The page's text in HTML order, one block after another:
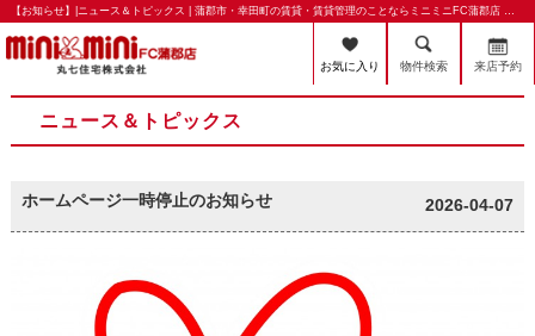
【お知らせ】|ニュース＆トピックス | 蒲郡市・幸田町の賃貸・賃貸管理のことならミニミニFC蒲郡店 丸七住宅株式会社
お気に入り 物件検索 来店予約
ニュース＆トピックス
ホームページ一時停止のお知らせ 2026-04-07